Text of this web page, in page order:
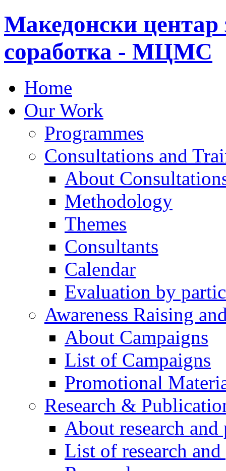
Македонски центар
соработка - МЦМС
Home
Our Work
Programmes
Consultations and
About
Methodology
Themes
Consultants
Calendar
Evaluation by
Awareness Raising
About Campaigns
List of Campaigns
Promotional
Research &
About research
List of research